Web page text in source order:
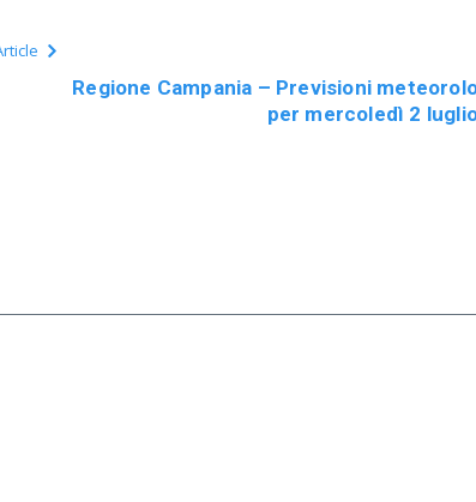
Regione Campania – Previsioni
per mercoledì 2